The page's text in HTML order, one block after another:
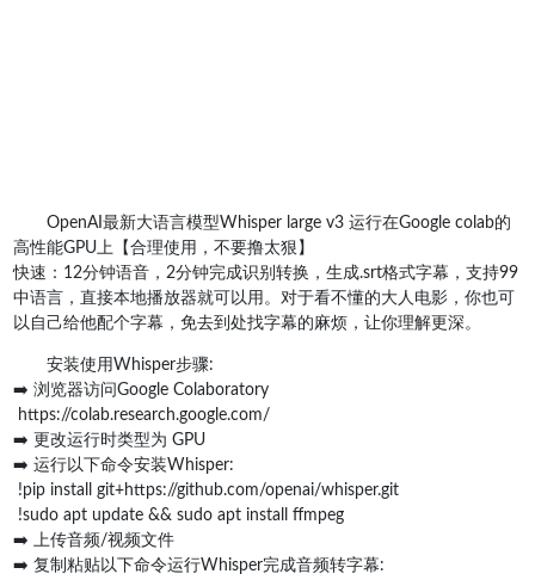
OpenAI最新大语言模型Whisper large v3 运行在Google colab的
高性能GPU上【合理使用，不要撸太狠】
快速：12分钟语音，2分钟完成识别转换，生成.srt格式字幕，支持99
中语言，直接本地播放器就可以用。对于看不懂的大人电影，你也可
以自己给他配个字幕，免去到处找字幕的麻烦，让你理解更深。
安装使用Whisper步骤:
➡️ 浏览器访问Google Colaboratory
https://colab.research.google.com/
➡️ 更改运行时类型为 GPU
➡️ 运行以下命令安装Whisper:
!pip install git+https://github.com/openai/whisper.git
!sudo apt update && sudo apt install ffmpeg
➡️ 上传音频/视频文件
➡️ 复制粘贴以下命令运行Whisper完成音频转字幕: